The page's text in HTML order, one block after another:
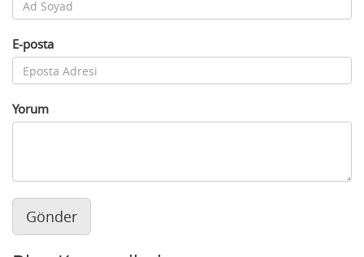
E-posta
Yorum
Gönder